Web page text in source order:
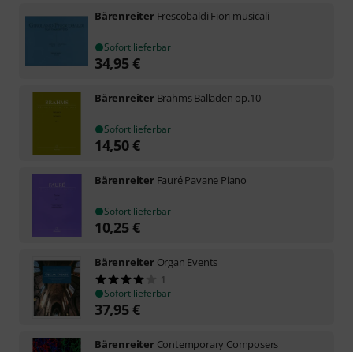
Bärenreiter Frescobaldi Fiori musicali
Sofort lieferbar
34,95€
Bärenreiter Brahms Balladen op.10
Sofort lieferbar
14,50€
Bärenreiter Fauré Pavane Piano
Sofort lieferbar
10,25€
Bärenreiter Organ Events
1
Sofort lieferbar
37,95€
Bärenreiter Contemporary Composers